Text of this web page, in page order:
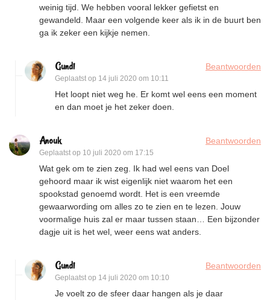
weinig tijd. We hebben vooral lekker gefietst en
gewandeld. Maar een volgende keer als ik in de buurt ben
ga ik zeker een kijkje nemen.
Gundi
Geplaatst op 14 juli 2020 om 10:11
Beantwoorden
Het loopt niet weg he. Er komt wel eens een moment
en dan moet je het zeker doen.
Anouk
Geplaatst op 10 juli 2020 om 17:15
Beantwoorden
Wat gek om te zien zeg. Ik had wel eens van Doel
gehoord maar ik wist eigenlijk niet waarom het een
spookstad genoemd wordt. Het is een vreemde
gewaarwording om alles zo te zien en te lezen. Jouw
voormalige huis zal er maar tussen staan… Een bijzonder
dagje uit is het wel, weer eens wat anders.
Gundi
Geplaatst op 14 juli 2020 om 10:10
Beantwoorden
Je voelt zo de sfeer daar hangen als je daar